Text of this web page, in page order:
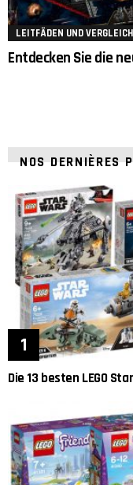
LEITFÄDEN UND
Entdecken Sie die
NOS DERNIÈRES
Die 13 besten LEGO